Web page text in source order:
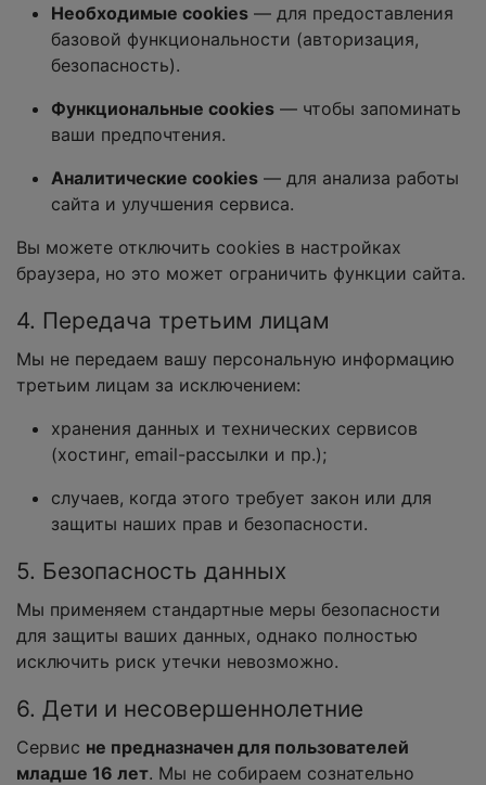
Необходимые cookies — для предоставления
базовой функциональности (авторизация,
безопасность).
Функциональные cookies — чтобы запоминать
ваши предпочтения.
Аналитические cookies — для анализа работы
сайта и улучшения сервиса.
Вы можете отключить cookies в настройках
браузера, но это может ограничить функции сайта.
4. Передача третьим лицам
Мы не передаем вашу персональную информацию
третьим лицам за исключением:
хранения данных и технических сервисов
(хостинг, email-рассылки и пр.);
случаев, когда этого требует закон или для
защиты наших прав и безопасности.
5. Безопасность данных
Мы применяем стандартные меры безопасности
для защиты ваших данных, однако полностью
исключить риск утечки невозможно.
6. Дети и несовершеннолетние
Сервис не предназначен для пользователей
младше 16 лет. Мы не собираем сознательно